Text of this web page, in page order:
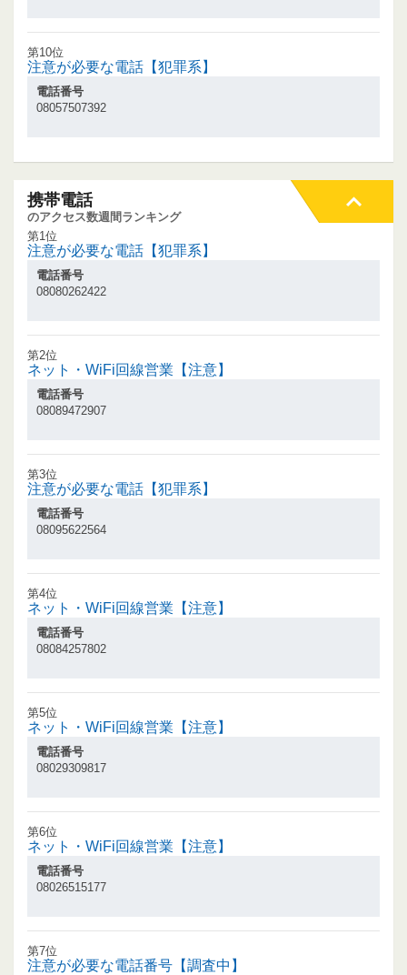
第10位
注意が必要な電話【犯罪系】
電話番号
08057507392
携帯電話
のアクセス数週間ランキング
第1位
注意が必要な電話【犯罪系】
電話番号
08080262422
第2位
ネット・WiFi回線営業【注意】
電話番号
08089472907
第3位
注意が必要な電話【犯罪系】
電話番号
08095622564
第4位
ネット・WiFi回線営業【注意】
電話番号
08084257802
第5位
ネット・WiFi回線営業【注意】
電話番号
08029309817
第6位
ネット・WiFi回線営業【注意】
電話番号
08026515177
第7位
注意が必要な電話番号【調査中】